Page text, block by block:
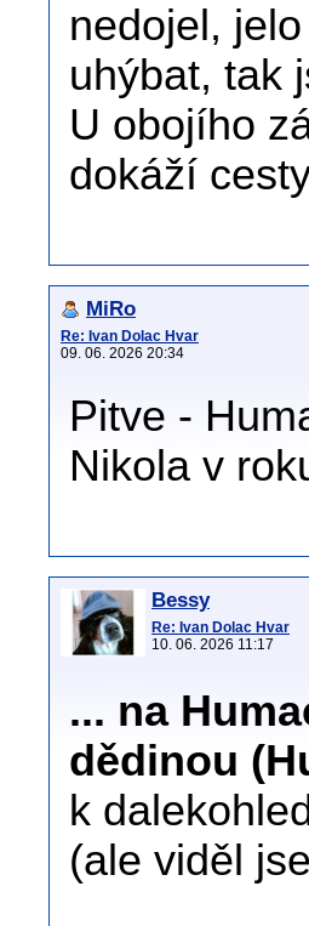
nedojel,
uhýbat, tak
U obojího
dokáží
MiRo
Re: Ivan Dolac Hvar
09. 06. 2026 20:34
Pitve -
Nikola v
Bessy
Re: Ivan Dolac Hvar
10. 06. 2026 11:17
... na
dědinou
k
(ale viděl